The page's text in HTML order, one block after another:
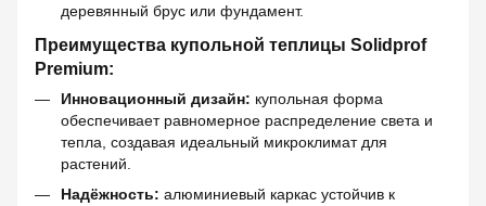
деревянный брус или фундамент.
Преимущества купольной теплицы Solidprof
Premium:
Инновационный дизайн: купольная форма
обеспечивает равномерное распределение света и
тепла, создавая идеальный микроклимат для
растений.
Надёжность: алюминиевый каркас устойчив к